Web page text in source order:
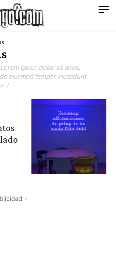
ipsum dolor sit amet,
eiusmod tempor incididunt
)
-